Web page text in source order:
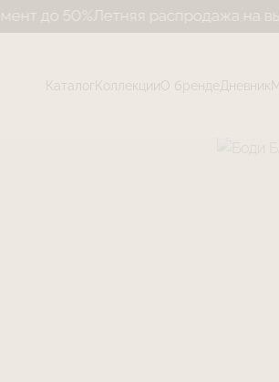
Каталог Коллекции О бренде Дневник
Летняя распродажа на